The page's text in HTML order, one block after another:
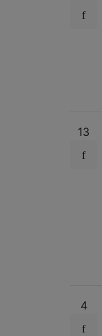
13
4